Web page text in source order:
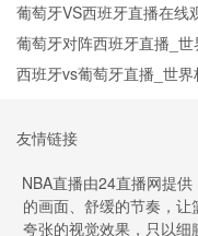
葡萄牙CCTV5直播入口-
葡萄牙VS西班牙直播在线
VS西班牙比赛观看直达入
葡萄牙对阵西班牙直播_
牙比赛直播在线无插件观
西班牙vs葡萄牙直播_世
友情链接
NBA直播由24直播网提
的画面、舒缓的节奏，
夸张的视觉效果，只以